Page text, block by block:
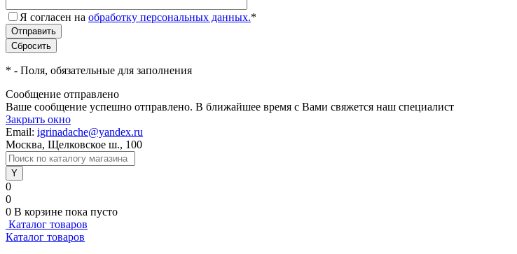
Я согласен на обработку персональных данных.*
* - Поля, обязательные для заполнения
Сообщение отправлено
Ваше сообщение успешно отправлено. В ближайшее время с Вами свяжется наш специалист
Закрыть окно
Email: igrinadache@yandex.ru
Москва, Щелковское ш., 100
0
0
0 В корзине пока пусто
Каталог товаров
Каталог товаров